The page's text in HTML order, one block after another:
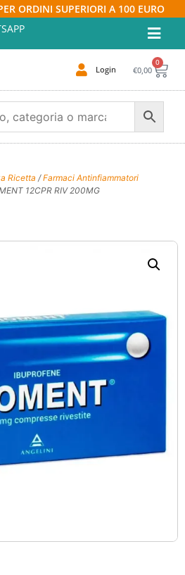
ORDINI SUPERIORI A 100 EURO
Login €0,00
0
Ricetta /Farmaci Antinfiammatori
12CPR RIV 200MG